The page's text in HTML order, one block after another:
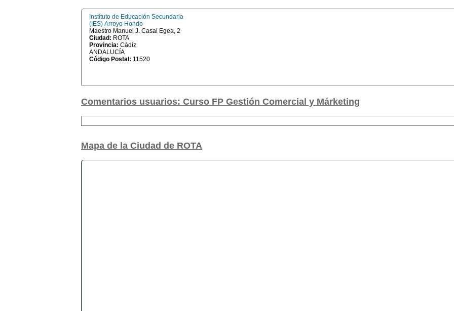
Instituto de Educación Secundaria
(IES) Arroyo Hondo
Maestro Manuel J. Casal Egea, 2
Ciudad: ROTA
Provincia: Cádiz
ANDALUCÍA
Código Postal: 11520
Comentarios usuarios: Curso FP Gestión Comercial y Márketing
Mapa de la Ciudad de ROTA